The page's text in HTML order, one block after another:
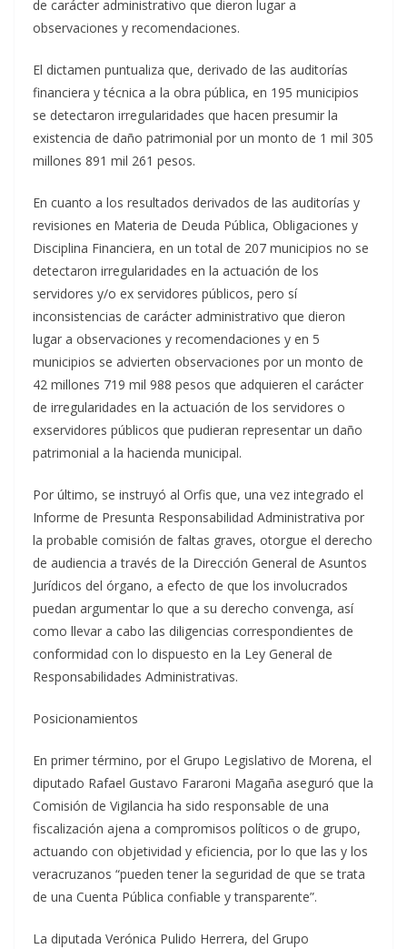
de carácter administrativo que dieron lugar a
observaciones y recomendaciones.
El dictamen puntualiza que, derivado de las auditorías
financiera y técnica a la obra pública, en 195 municipios
se detectaron irregularidades que hacen presumir la
existencia de daño patrimonial por un monto de 1 mil 305
millones 891 mil 261 pesos.
En cuanto a los resultados derivados de las auditorías y
revisiones en Materia de Deuda Pública, Obligaciones y
Disciplina Financiera, en un total de 207 municipios no se
detectaron irregularidades en la actuación de los
servidores y/o ex servidores públicos, pero sí
inconsistencias de carácter administrativo que dieron
lugar a observaciones y recomendaciones y en 5
municipios se advierten observaciones por un monto de
42 millones 719 mil 988 pesos que adquieren el carácter
de irregularidades en la actuación de los servidores o
exservidores públicos que pudieran representar un daño
patrimonial a la hacienda municipal.
Por último, se instruyó al Orfis que, una vez integrado el
Informe de Presunta Responsabilidad Administrativa por
la probable comisión de faltas graves, otorgue el derecho
de audiencia a través de la Dirección General de Asuntos
Jurídicos del órgano, a efecto de que los involucrados
puedan argumentar lo que a su derecho convenga, así
como llevar a cabo las diligencias correspondientes de
conformidad con lo dispuesto en la Ley General de
Responsabilidades Administrativas.
Posicionamientos
En primer término, por el Grupo Legislativo de Morena, el
diputado Rafael Gustavo Fararoni Magaña aseguró que la
Comisión de Vigilancia ha sido responsable de una
fiscalización ajena a compromisos políticos o de grupo,
actuando con objetividad y eficiencia, por lo que las y los
veracruzanos “pueden tener la seguridad de que se trata
de una Cuenta Pública confiable y transparente”.
La diputada Verónica Pulido Herrera, del Grupo